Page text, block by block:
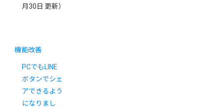
月30日 更新）
機能改善
PCでもLINE
ボタンでシェ
アできるよう
になりまし